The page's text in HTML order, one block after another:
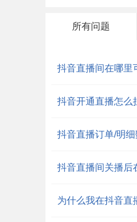
所有问题
抖音直播间在哪里
抖音开通直播怎么
抖音直播订单/明
抖音直播间关播后
为什么我在抖音直